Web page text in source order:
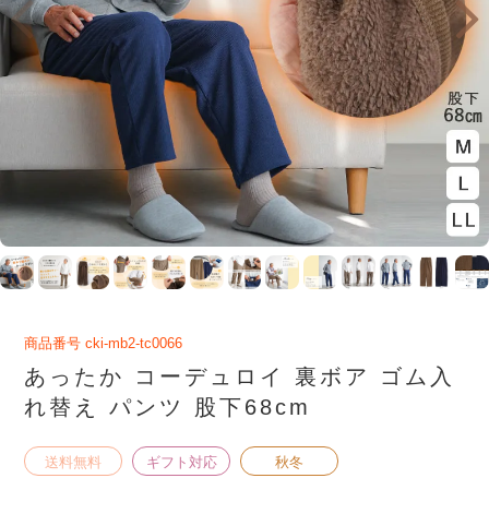
商品番号 cki-mb2-tc0066
あったか コーデュロイ 裏ボア ゴム入
れ替え パンツ 股下68cm
送料無料 ギフト対応 秋冬